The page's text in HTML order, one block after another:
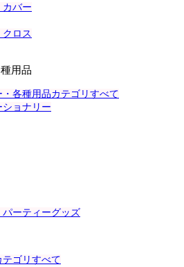
カバー
ロス
用品
各種用品カテゴリすべて
ョナリー
パーティーグッズ
ゴリすべて